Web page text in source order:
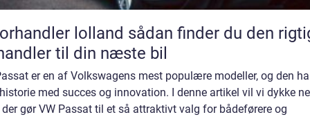
lolland sådan finder du den rigtige
til din næste bil
er en af Volkswagens mest populære modeller, og den
med succes og innovation. I denne artikel vil vi dykke
gør VW Passat til et så attraktivt valg for bådeførere og